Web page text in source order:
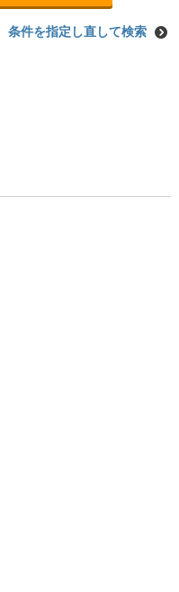
条件を指定し直して検索